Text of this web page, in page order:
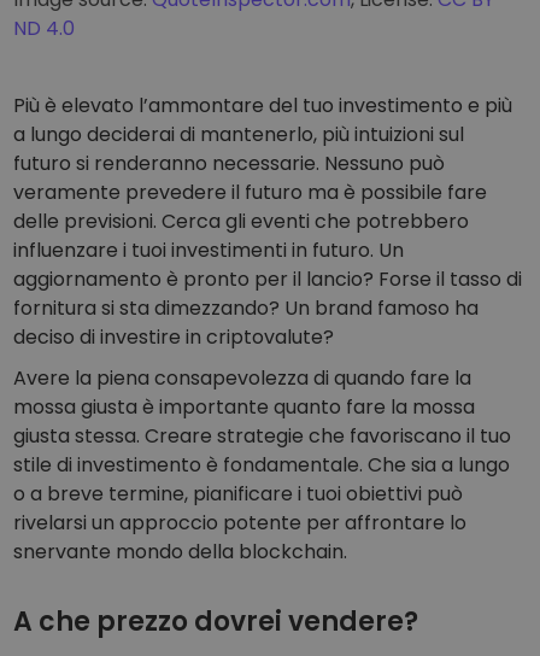
ND 4.0
Più è elevato l’ammontare del tuo investimento e più
a lungo deciderai di mantenerlo, più intuizioni sul
futuro si renderanno necessarie. Nessuno può
veramente prevedere il futuro ma è possibile fare
delle previsioni. Cerca gli eventi che potrebbero
influenzare i tuoi investimenti in futuro. Un
aggiornamento è pronto per il lancio? Forse il tasso di
fornitura si sta dimezzando? Un brand famoso ha
deciso di investire in criptovalute?
Avere la piena consapevolezza di quando fare la
mossa giusta è importante quanto fare la mossa
giusta stessa. Creare strategie che favoriscano il tuo
stile di investimento è fondamentale. Che sia a lungo
o a breve termine, pianificare i tuoi obiettivi può
rivelarsi un approccio potente per affrontare lo
snervante mondo della blockchain.
A che prezzo dovrei vendere?